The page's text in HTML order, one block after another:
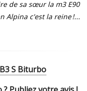
de sa sœur la m3 E90
Alpina c'est la reine !...
S Biturbo